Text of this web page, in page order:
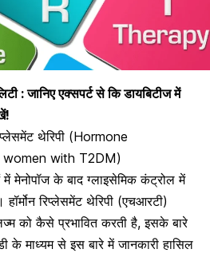
: जानिए एक्सपर्ट से कि डायबिटीज में
थेरिपी (Hormone
with T2DM)
में मेनोपॉज के बाद ग्लाइसेमिक कंट्रोल में
रिप्लेसमेंट थेरिपी (एचआरटी)
को कैसे प्रभावित करती है, इसके बारे
के माध्यम से इस बारे में जानकारी हासिल